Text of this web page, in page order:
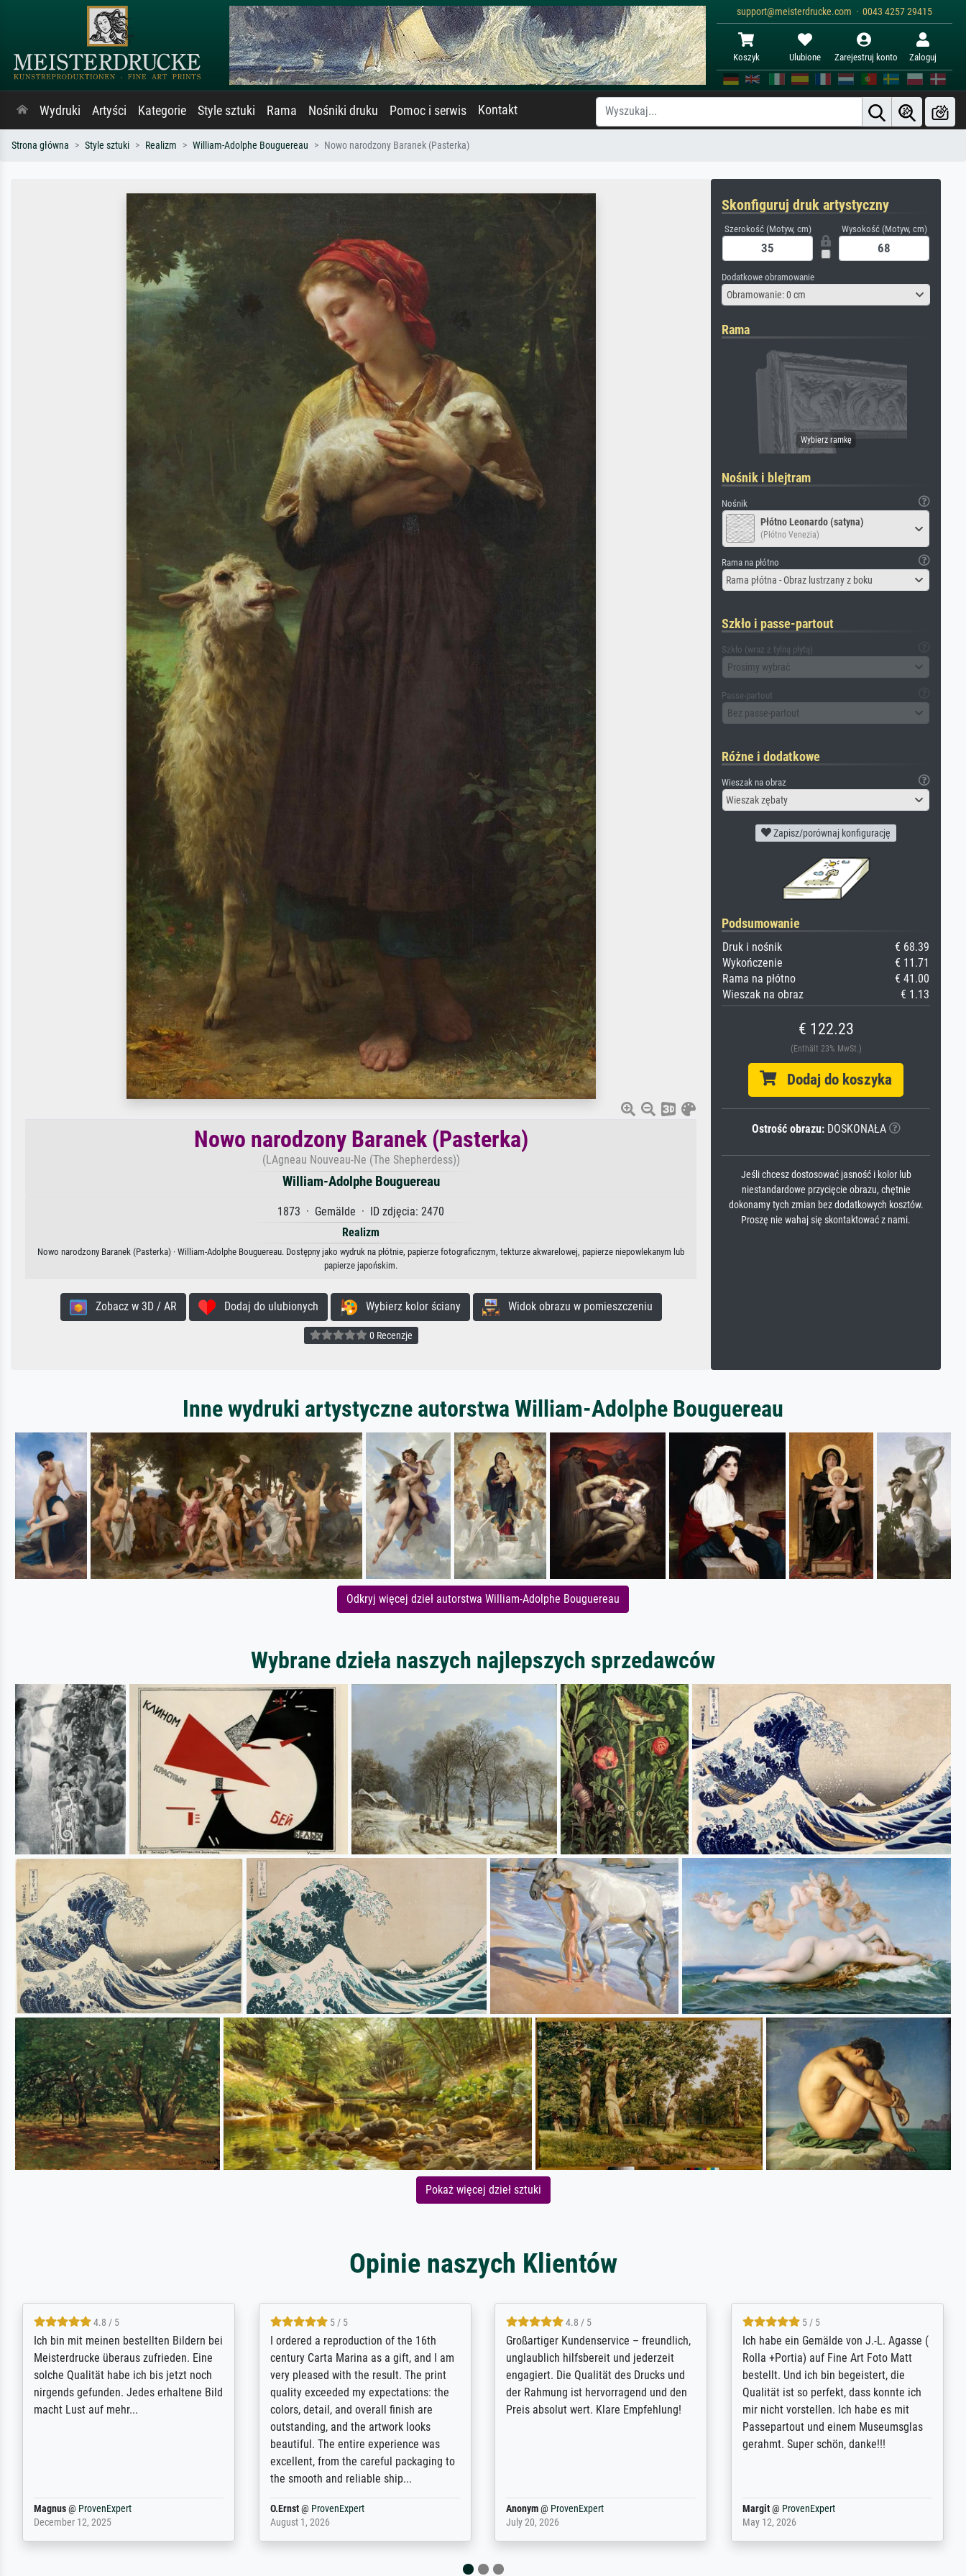
support@meisterdrucke.com · 0043 4257 29415
Koszyk Ulubione Zarejestruj konto Zaloguj
Wydruki Artyści Kategorie Style sztuki Rama Nośniki druku Pomoc i serwis Kontakt
Strona główna Style sztuki Realizm William-Adolphe Bouguereau Nowo narodzony Baranek (Pasterka)
Nowo narodzony Baranek (Pasterka)
(LAgneau Nouveau-Ne (The Shepherdess))
William-Adolphe Bouguereau
1873 · Gemälde · ID zdjęcia: 2470
Realizm
Nowo narodzony Baranek (Pasterka) · William-Adolphe Bouguereau. Dostępny jako wydruk na płótnie, papierze fotograficznym, tekturze akwarelowej, papierze niepowlekanym lub
papierze japońskim.
Zobacz w 3D / AR Dodaj do ulubionych Wybierz kolor ściany Widok obrazu w pomieszczeniu
0 Recenzje
Skonfiguruj druk artystyczny
Szerokość (Motyw, cm) Wysokość (Motyw, cm)
Dodatkowe obramowanie
Obramowanie: 0 cm
Rama
Nośnik i blejtram
Nośnik
Płótno Leonardo (satyna)
(Płótno Venezia)
Rama na płótno
Rama płótna - Obraz lustrzany z boku
Szkło i passe-partout
Szkło (wraz z tylną płytą)
Prosimy wybrać
Passe-partout
Bez passe-partout
Różne i dodatkowe
Wieszak na obraz
Wieszak zębaty
Zapisz/porównaj konfigurację
Podsumowanie
Druk i nośnik
€ 68.39
Wykończenie
€ 11.71
Rama na płótno
€ 41.00
Wieszak na obraz
€ 1.13
€ 122.23
(Enthält 23% MwSt.)
Dodaj do koszyka
Ostrość obrazu:DOSKONAŁA
Jeśli chcesz dostosować jasność i kolor lub
niestandardowe przycięcie obrazu, chętnie
dokonamy tych zmian bez dodatkowych kosztów.
Proszę nie wahaj się skontaktować z nami.
Inne wydruki artystyczne autorstwa William-Adolphe Bouguereau
Odkryj więcej dzieł autorstwa William-Adolphe Bouguereau
Wybrane dzieła naszych najlepszych sprzedawców
Pokaż więcej dzieł sztuki
Opinie naszych Klientów
5 / 5
Rundum positive Erfahrung. Die
Ausführung des Auftrags hat eine Weile
gedauert, die angekündigte Lieferzeit
wurde aber letztlich sogar etwas
unterschritten. Die Qualität des Papiers
Dr.@ProvenExpert
February 3, 2026
5 / 5
The team at Meisterdrucke strives to
meet its clients demands, and provides
expert advice on how to obtain the best
results for the prints requested by the
client. The company has a vast
repertoire of prints to choose from, and
will provide excellent service also with
regards to prints which are not in that
repertoire. Highly recommended!
Anonym@ProvenExpert
April 22, 2026
5 / 5
Outstanding quality and customer
support. - the quality of the printing is
excellent and difficult to distinguish
from the real thing; it will be my go-to
for high-quality art prints from now on -
Anonym@ ProvenExpert
January 12, 2026
4.8 / 5
Qualité absolument irréprochable.
Extraordinaire diversité des thèmes
abordés et personnalisation des
demandes (recadrage, réajustement des
couleurs). Relation clientèle parfaite.
Transport, réception sans aucun
problème. Merci à toute l'équipe ! Hervé
Anonym@ProvenExpert
March 31, 2025